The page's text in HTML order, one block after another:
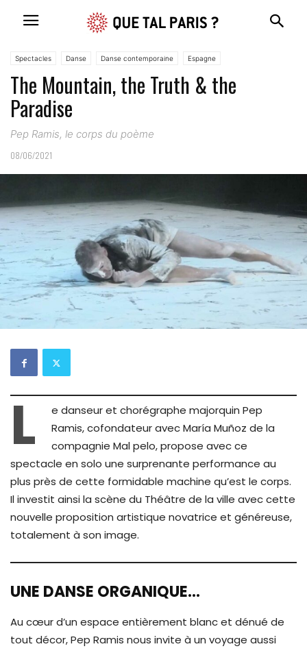
Spectacles Danse Danse contemporaine Espagne
The Mountain, the Truth & the
Paradise
Pep Ramis, le corps du poème
08/06/2021
L
e danseur et chorégraphe majorquin Pep
Ramis, cofondateur avec María Muñoz de la
compagnie Mal pelo, propose avec ce
spectacle en solo une surprenante performance au
plus près de cette formidable machine qu’est le corps.
Il investit ainsi la scène du Théâtre de la ville avec cette
nouvelle proposition artistique novatrice et généreuse,
totalement à son image.
UNE DANSE ORGANIQUE…
Au cœur d’un espace entièrement blanc et dénué de
tout décor, Pep Ramis nous invite à un voyage aussi